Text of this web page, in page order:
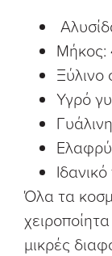
Μήκος:
Ξύλινο
Υγρό
Όλα τα
μικρές